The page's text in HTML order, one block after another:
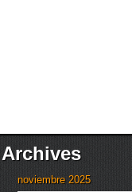
Archives
noviembre 2025